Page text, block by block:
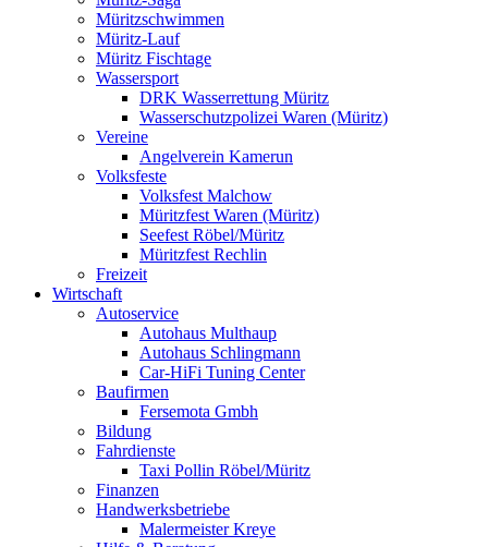
Müritzschwimmen
Müritz-Lauf
Müritz Fischtage
Wassersport
DRK Wasserrettung Müritz
Wasserschutzpolizei Waren (Müritz)
Vereine
Angelverein Kamerun
Volksfeste
Volksfest Malchow
Müritzfest Waren (Müritz)
Seefest Röbel/Müritz
Müritzfest Rechlin
Freizeit
Wirtschaft
Autoservice
Autohaus Multhaup
Autohaus Schlingmann
Car-HiFi Tuning Center
Baufirmen
Fersemota Gmbh
Bildung
Fahrdienste
Taxi Pollin Röbel/Müritz
Finanzen
Handwerksbetriebe
Malermeister Kreye